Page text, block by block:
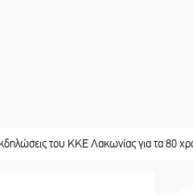
ΚΚΕ Λακωνίας για τα 80 χρόνια από